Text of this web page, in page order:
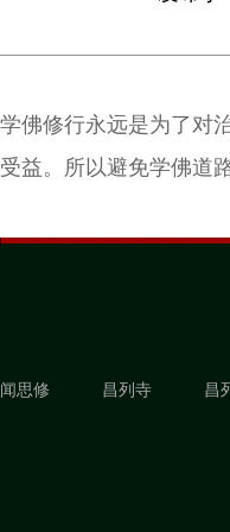
学佛修行永远是为了对
受益。所以避免学佛道
闻思修 昌列寺 昌